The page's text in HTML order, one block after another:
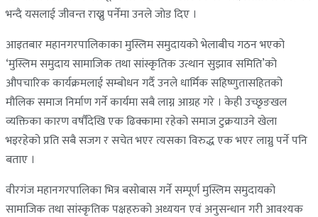
भन्दै यसलाई जीवन्त राख्नु पर्नेमा उनले जाेड दिए ।
आइतबार महानगरपालिकाका मुस्लिम समुदायको भेलाबीच गठन भएको
‘मुस्लिम समुदाय सामाजिक तथा सांस्कृतिक उत्थान सुझाव समिति’को
औपचारिक कार्यक्रमलाई सम्बोधन गर्दै उनले धार्मिक सहिष्णुतासहितको
मौलिक समाज निर्माण गर्ने कार्यमा सबै लाग्न आग्रह गरे । केही उच्छृङखल
व्यक्तिका कारण वर्षौँदेखि एक ढिक्कामा रहेको समाज टुक्रयाउने खेला
भइरहेको प्रति सबै सजग र सचेत भएर त्यसका विरुद्ध एक भएर लाग्नु पर्ने पनि
बताए ।
वीरगंज महानगरपालिका भित्र बसोबास गर्ने सम्पूर्ण मुस्लिम समुदायको
सामाजिक तथा सांस्कृतिक पक्षहरुको अध्ययन एवं अनुसन्धान गरी आवश्यक